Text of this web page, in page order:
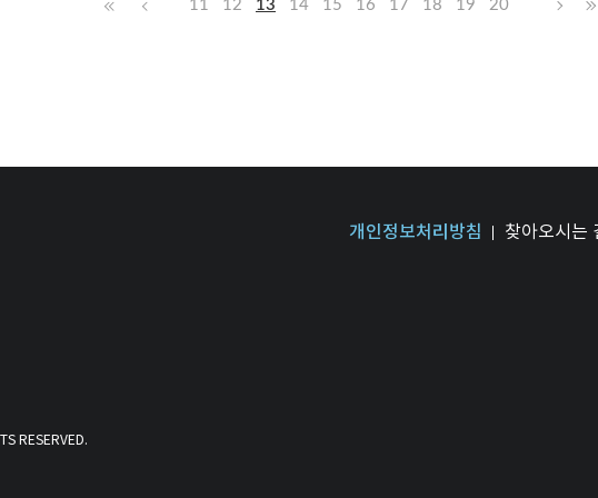
11 12 13 14 15 16 17 18 19 20
개인정보처리방침 찾아오시는
RESERVED.